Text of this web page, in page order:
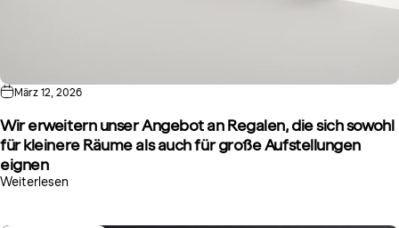
März 12, 2026
Wir erweitern unser Angebot an Regalen, die sich sowohl
für kleinere Räume als auch für große Aufstellungen
eignen
Weiterlesen